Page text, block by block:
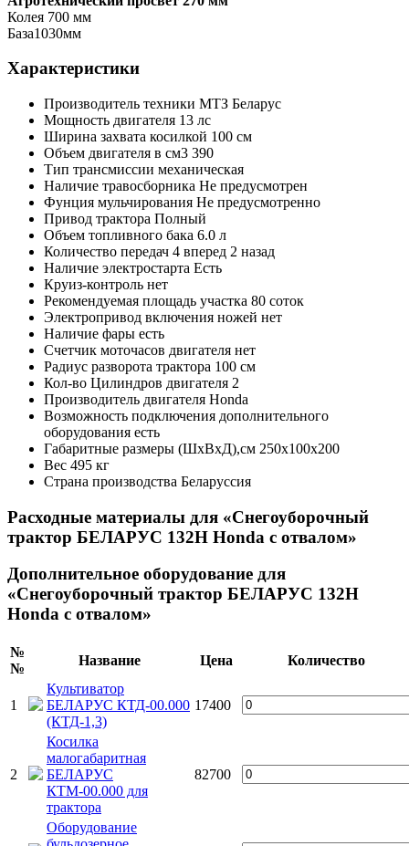
Колея 700 мм
База1030мм
Характеристики
Производитель техники МТЗ Беларус
Мощность двигателя 13 лс
Ширина захвата косилкой 100 см
Объем двигателя в см3 390
Тип трансмиссии механическая
Наличие травосборника Не предусмотрен
Фунция мульчирования Не предусмотренно
Привод трактора Полный
Объем топливного бака 6.0 л
Количество передач 4 вперед 2 назад
Наличие электростарта Есть
Круиз-контроль нет
Рекомендуемая площадь участка 80 соток
Электропривод включения ножей нет
Наличие фары есть
Счетчик моточасов двигателя нет
Радиус разворота трактора 100 см
Кол-во Цилиндров двигателя 2
Производитель двигателя Honda
Возможность подключения дополнительного
оборудования есть
Габаритные размеры (ШхВхД),см 250х100х200
Вес 495 кг
Страна производства Беларуссия
Расходные материалы для «Снегоуборочный
трактор БЕЛАРУС 132Н Honda с отвалом»
Дополнительное оборудование для
«Снегоуборочный трактор БЕЛАРУС 132Н
Honda с отвалом»
№
№
Название Цена Количество
1
Культиватор
БЕЛАРУС КТД-00.000
(КТД-1,3)
17400
2
Косилка
малогабаритная
БЕЛАРУС
КТМ-00.000 для
трактора
82700
Оборудование